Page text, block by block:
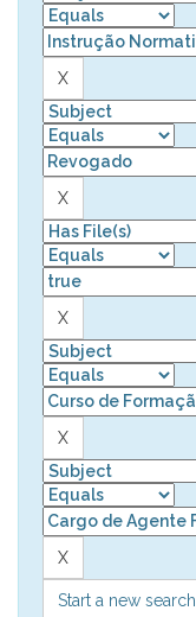
Start a new search